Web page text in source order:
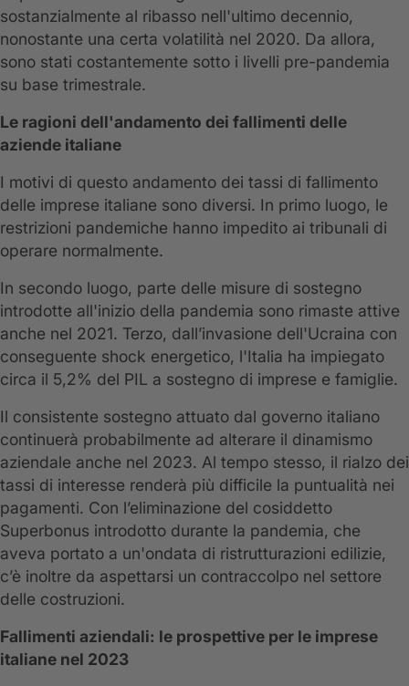
sostanzialmente al ribasso nell'ultimo decennio,
nonostante una certa volatilità nel 2020. Da allora,
sono stati costantemente sotto i livelli pre-pandemia
su base trimestrale.
Le ragioni dell'andamento dei fallimenti delle
aziende italiane
I motivi di questo andamento dei tassi di fallimento
delle imprese italiane sono diversi. In primo luogo, le
restrizioni pandemiche hanno impedito ai tribunali di
operare normalmente.
In secondo luogo, parte delle misure di sostegno
introdotte all'inizio della pandemia sono rimaste attive
anche nel 2021. Terzo, dall’invasione dell'Ucraina con
conseguente shock energetico, l'Italia ha impiegato
circa il 5,2% del PIL a sostegno di imprese e famiglie.
Il consistente sostegno attuato dal governo italiano
continuerà probabilmente ad alterare il dinamismo
aziendale anche nel 2023. Al tempo stesso, il rialzo dei
tassi di interesse renderà più difficile la puntualità nei
pagamenti. Con l’eliminazione del cosiddetto
Superbonus introdotto durante la pandemia, che
aveva portato a un'ondata di ristrutturazioni edilizie,
c’è inoltre da aspettarsi un contraccolpo nel settore
delle costruzioni.
Fallimenti aziendali: le prospettive per le imprese
italiane nel 2023